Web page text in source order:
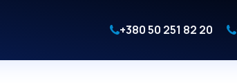
+380 50 251 82 20